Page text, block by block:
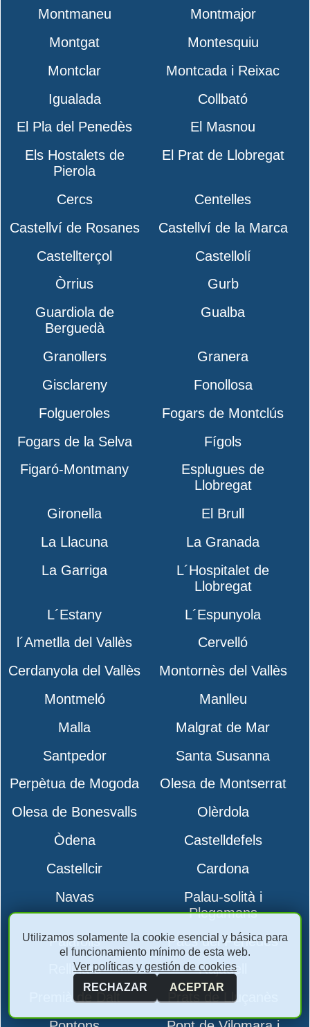
Montmaneu
Montmajor
Montgat
Montesquiu
Montclar
Montcada i Reixac
Igualada
Collbató
El Pla del Penedès
El Masnou
Els Hostalets de
Pierola
El Prat de Llobregat
Cercs
Centelles
Castellví de Rosanes
Castellví de la Marca
Castellterçol
Castellolí
Òrrius
Gurb
Guardiola de
Berguedà
Gualba
Granollers
Granera
Gisclareny
Fonollosa
Folgueroles
Fogars de Montclús
Fogars de la Selva
Fígols
Figaró-Montmany
Esplugues de
Llobregat
Gironella
El Brull
La Llacuna
La Granada
La Garriga
L´Hospitalet de
Llobregat
L´Estany
L´Espunyola
l´Ametlla del Vallès
Cervelló
Cerdanyola del Vallès
Montornès del Vallès
Montmeló
Manlleu
Malla
Malgrat de Mar
Santpedor
Santa Susanna
Perpètua de Mogoda
Olesa de Montserrat
Olesa de Bonesvalls
Olèrdola
Òdena
Castelldefels
Castellcir
Cardona
Navas
Palau-solità i
Plegamans
Palafolls
Pacs del Penedès
Rellinars
Rajadell
Premià de Dalt
Prats de Lluçanès
Utilizamos solamente la cookie esencial y básica para
el funcionamiento mínimo de esta web.
Ver políticas y gestión de cookies
RECHAZAR
ACEPTAR